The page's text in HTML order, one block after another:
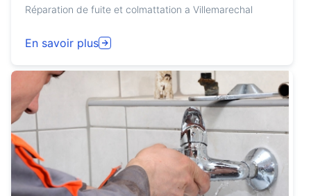
Réparation de fuite et colmattation a Villemarechal
En savoir plus